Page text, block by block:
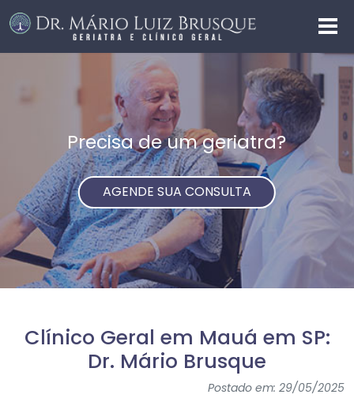
Precisa de um geriatra?
AGENDE SUA CONSULTA
Clínico Geral em Mauá em SP:
Dr. Mário Brusque
Postado em: 29/05/2025